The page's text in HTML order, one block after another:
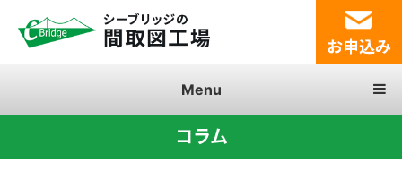
Menu
コラム